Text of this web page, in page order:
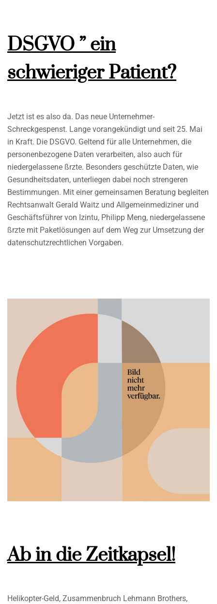
DSGVO ” ein
schwieriger Patient?
Jetzt ist es also da. Das neue Unternehmer-
Schreckgespenst. Lange vorangekündigt und seit 25. Mai
in Kraft. Die DSGVO. Geltend für alle Unternehmen, die
personenbezogene Daten verarbeiten, also auch für
niedergelassene ßrzte. Besonders geschützte Daten, wie
Gesundheitsdaten, unterliegen dabei noch strengeren
Bestimmungen. Mit einer gemeinsamen Beratung begleiten
Rechtsanwalt Gerald Waitz und Allgemeinmediziner und
Geschäftsführer von Izintu, Philipp Meng, niedergelassene
ßrzte mit Paketlösungen auf dem Weg zur Umsetzung der
datenschutzrechtlichen Vorgaben.
Ab in die Zeitkapsel!
Helikopter-Geld, Zusammenbruch Lehmann Brothers,